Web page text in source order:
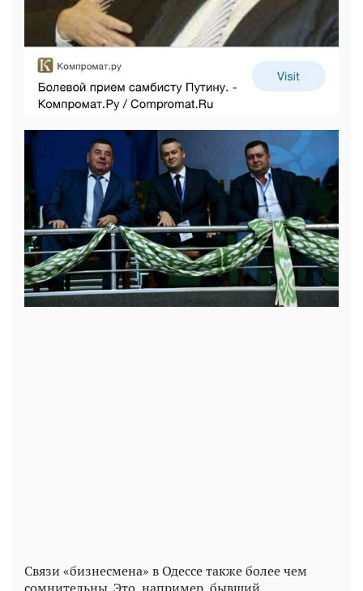
Связи «бизнесмена» в Одессе также более чем
сомнительны. Это, например, бывший